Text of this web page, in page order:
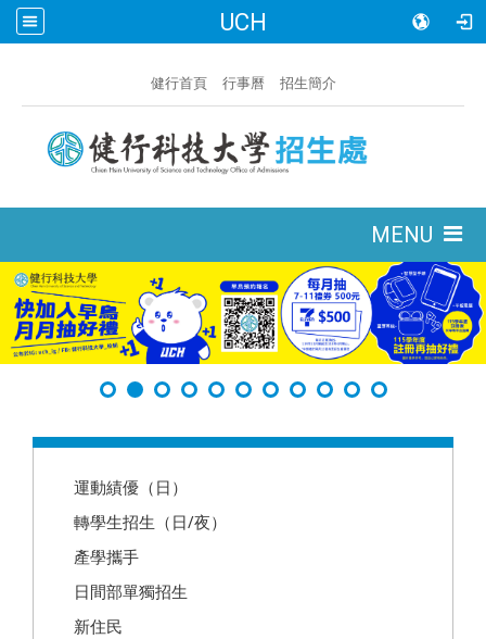
UCH
健行首頁 行事曆 招生簡介
MENU
運動績優（日）
轉學生招生（日/夜）
產學攜手
日間部單獨招生
新住民